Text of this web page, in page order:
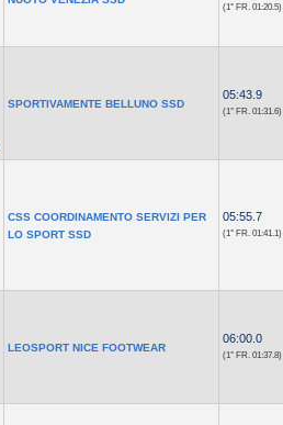
(1° FR. 01:20.5)
SPORTIVAMENTE BELLUNO SSD
05:43.9
(1° FR. 01:31.6)
CSS COORDINAMENTO SERVIZI PER
LO SPORT SSD
05:55.7
(1° FR. 01:41.1)
LEOSPORT NICE FOOTWEAR
06:00.0
(1° FR. 01:37.8)